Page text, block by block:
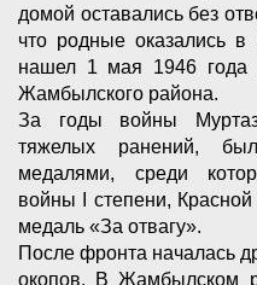
домой оставались без
что родные оказались
нашел 1 мая 1946 года
Жамбылского района.
За годы войны
тяжелых ранений,
медалями, среди
войны I степени,
медаль «За отвагу».
После фронта началась
окопов. В Жамбылском